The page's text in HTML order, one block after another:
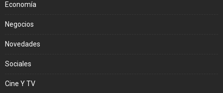
Economía
Negocios
Novedades
Sociales
Cine Y TV